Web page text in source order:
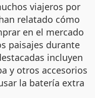
viajeros por
relatado cómo
en el mercado
paisajes durante
incluyen
y otros accesorios
la batería extra